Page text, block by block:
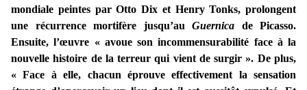
mondiale peintes par Otto Dix et Henry Tonks, prolongent
une récurrence mortifère jusqu’au Guernica de Picasso.
Ensuite, l’œuvre « avoue son incommensurabilité face à la
nouvelle histoire de la terreur qui vient de surgir ». De plus,
« Face à elle, chacun éprouve effectivement la sensation